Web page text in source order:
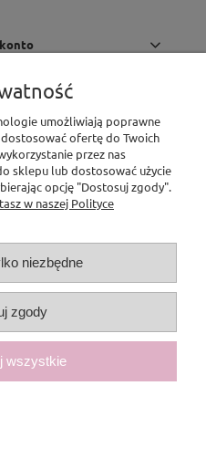
dostawa
umożliwiają poprawne
ofertę do Twoich
przez nas
sklepu lub dostosować użycie
opcję "Dostosuj zgody".
w naszej Polityce
niezbędne
zgody
wszystkie